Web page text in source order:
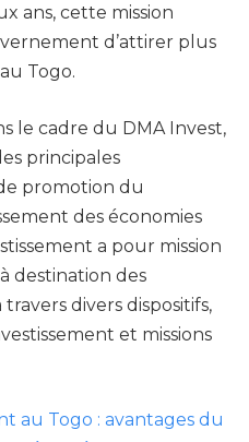
ans, cette mission
d’attirer plus
Togo.
le cadre du DMA Invest,
principales
promotion du
des économies
a pour mission
destination des
divers dispositifs,
et missions
au Togo : avantages du